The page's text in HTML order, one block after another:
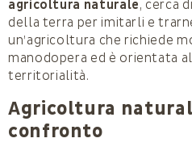
agricoltura naturale, cerca
della terra per imitarli e
un’agricoltura che richiede
manodopera ed è orientata
territorialità.
Agricoltura
confronto